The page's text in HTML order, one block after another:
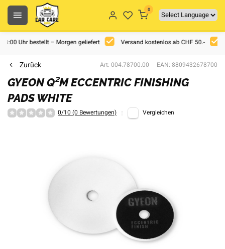
0
Uhr bestellt – Morgen geliefert Versand kostenlos ab CHF 50.-
Zurück Art: 004.78700.00 EAN: 8809432678700
GYEON Q²M ECCENTRIC FINISHING
PADS WHITE
0/10 (0 Bewertungen) Vergleichen